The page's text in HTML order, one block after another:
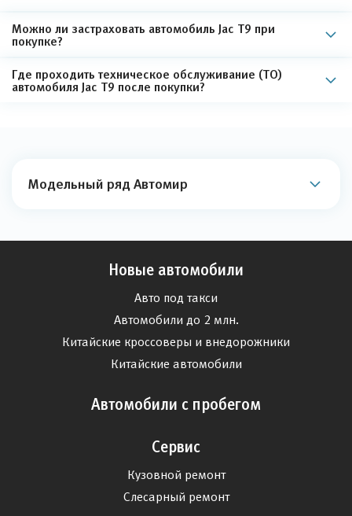
Можно ли застраховать автомобиль Jac T9 при
покупке?
Где проходить техническое обслуживание (ТО)
автомобиля Jac T9 после покупки?
Модельный ряд Автомир
Новые автомобили
Авто под такси
Автомобили до 2 млн.
Китайские кроссоверы и внедорожники
Китайские автомобили
Автомобили с пробегом
Сервис
Кузовной ремонт
Слесарный ремонт